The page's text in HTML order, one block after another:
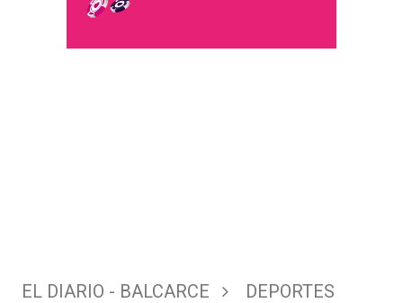
EL DIARIO - BALCARCE
DEPORTES